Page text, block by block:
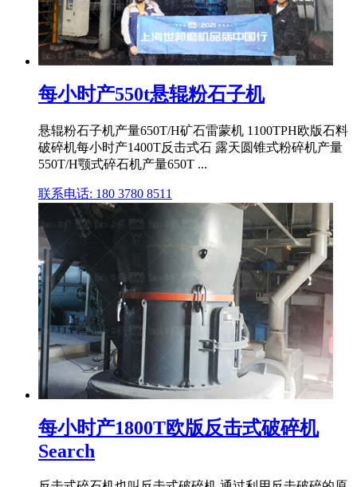
每小时产550t悬辊粉石子机
悬辊粉石子机产量650T/H矿石雷蒙机 1100TPH欧版石料
破碎机每小时产1400T反击式石 露天圆锥式粉碎机产量
550T/H颚式碎石机产量650T ...
联系电话: 180 3780 8511
每小时产1800T欧版反击式破碎机
Search